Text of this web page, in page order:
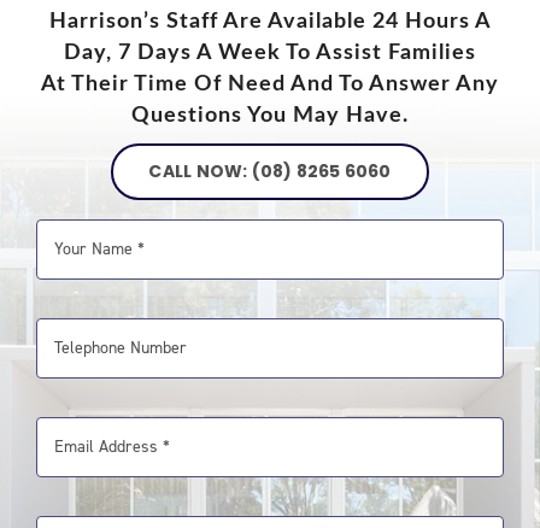
Harrison’s Staff Are Available 24 Hours A
Day, 7 Days A Week To Assist Families
At Their Time Of Need And To Answer Any
Questions You May Have.
CALL NOW: (08) 8265 6060